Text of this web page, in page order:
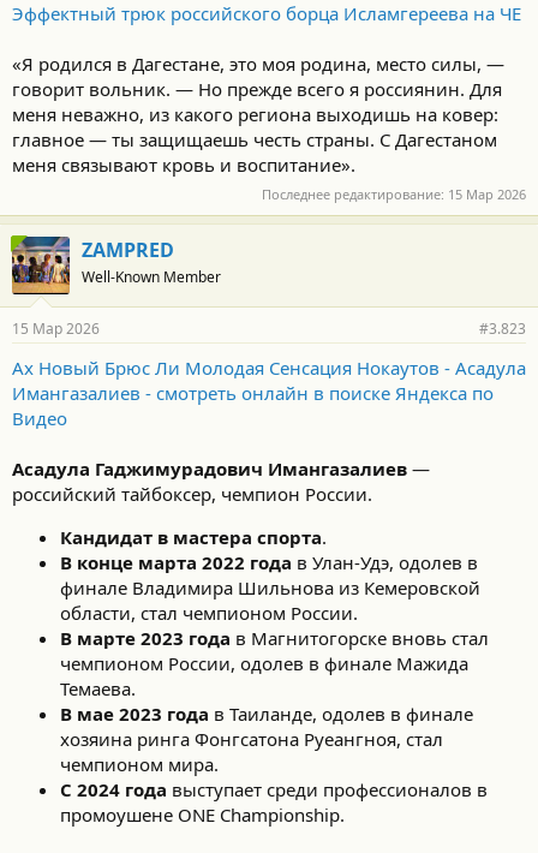
Эффектный трюк российского борца Исламгереева на ЧЕ
«Я родился в Дагестане, это моя родина, место силы, —
говорит вольник. — Но прежде всего я россиянин. Для
меня неважно, из какого региона выходишь на ковер:
главное — ты защищаешь честь страны. С Дагестаном
меня связывают кровь и воспитание».
Последнее редактирование: 15 Мар 2026
ZAMPRED
Well-Known Member
15 Мар 2026 #3.823
Ах Новый Брюс Ли Молодая Сенсация Нокаутов - Асадула
Имангазалиев - смотреть онлайн в поиске Яндекса по
Видео
Асадула Гаджимурадович Имангазалиев —
российский тайбоксер, чемпион России.
Кандидат в мастера спорта.
В конце марта 2022 года в Улан-Удэ, одолев в
финале Владимира Шильнова из Кемеровской
области, стал чемпионом России.
В марте 2023 года в Магнитогорске вновь стал
чемпионом России, одолев в финале Мажида
Темаева.
В мае 2023 года в Таиланде, одолев в финале
хозяина ринга Фонгсатона Руеангноя, стал
чемпионом мира.
С 2024 года выступает среди профессионалов в
промоушене ONE Championship.